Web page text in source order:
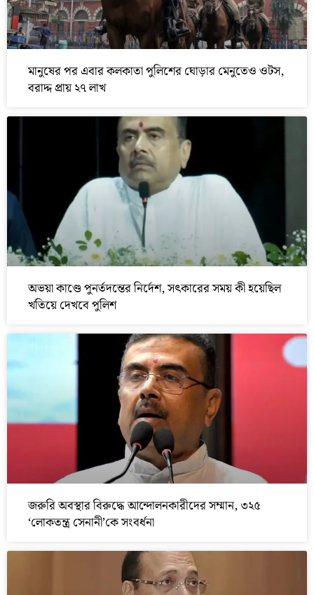
মানুষের পর এবার কলকাতা পুলিশের ঘোড়ার মেনুতেও ওটস,
বরাদ্দ প্রায় ২৭ লাখ
অভয়া কাণ্ডে পুনর্তদন্তের নির্দেশ, সৎকারের সময় কী হয়েছিল
খতিয়ে দেখবে পুলিশ
জরুরি অবস্থার বিরুদ্ধে আন্দোলনকারীদের সম্মান, ৩২৫
‘লোকতন্ত্র সেনানী’কে সংবর্ধনা